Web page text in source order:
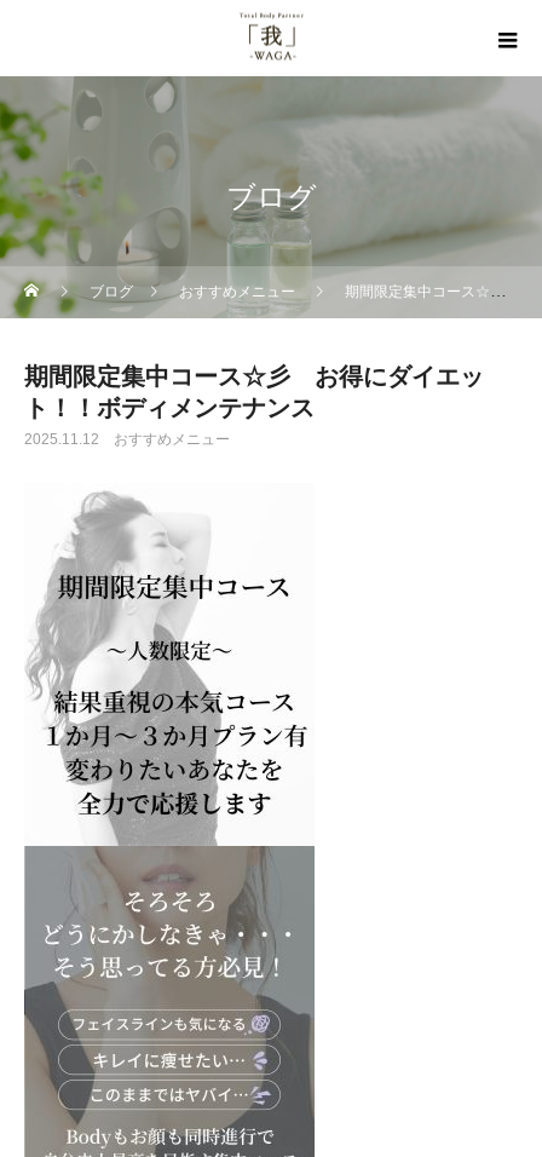
ブログ
ブログ おすすめメニュー 期間限定集中コース☆彡 お得にダイエット！！ボディメンテナンス
期間限定集中コース☆彡 お得にダイエッ
ト！！ボディメンテナンス
2025.11.12 おすすめメニュー